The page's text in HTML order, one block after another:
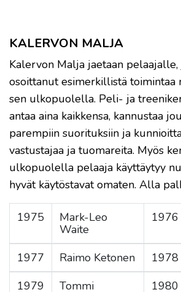
KALERVON MALJA
Kalervon Malja jaetaan pelaajalle,
osoittanut esimerkillistä toimintaa
sen ulkopuolella. Peli- ja
antaa aina kaikkensa, kannustaa
parempiin suorituksiin ja
vastustajaa ja tuomareita. Myös
ulkopuolella pelaaja käyttäytyy
hyvät käytöstavat omaten. Alla
1975
Mark-Leo
Waite
1976
1977
Raimo Ketonen 1978
1979
Tommi
1980